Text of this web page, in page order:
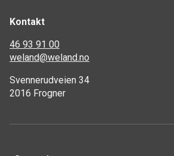
Kontakt
46 93 91 00
weland@weland.no
Svennerudveien 34
2016 Frogner